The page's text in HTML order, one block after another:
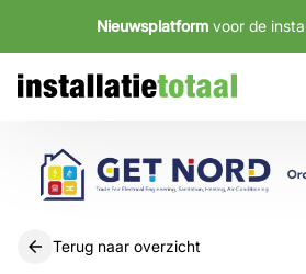
Nieuwsplatform voor de
Terug naar overzicht